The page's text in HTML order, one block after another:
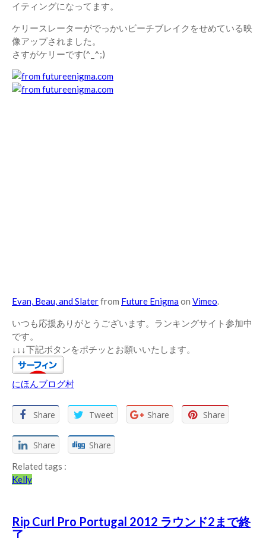
イティングになってます。
ケリースレーターがでっかいビーチブレイクをせめている映
像アップされました。
さすがケリーです(^_^;)
Evan, Beau, and Slaterfrom Future Enigmaon Vimeo.
いつも応援ありがとうございます。ランキングサイト参加中
です。
↓↓↓下記ボタンをポチッとお願いいたします。
にほんブログ村
Share Tweet Share Share
Share Share
Related tags :
Kelly
Rip Curl Pro Portugal 2012 ラウンド2まで終
了